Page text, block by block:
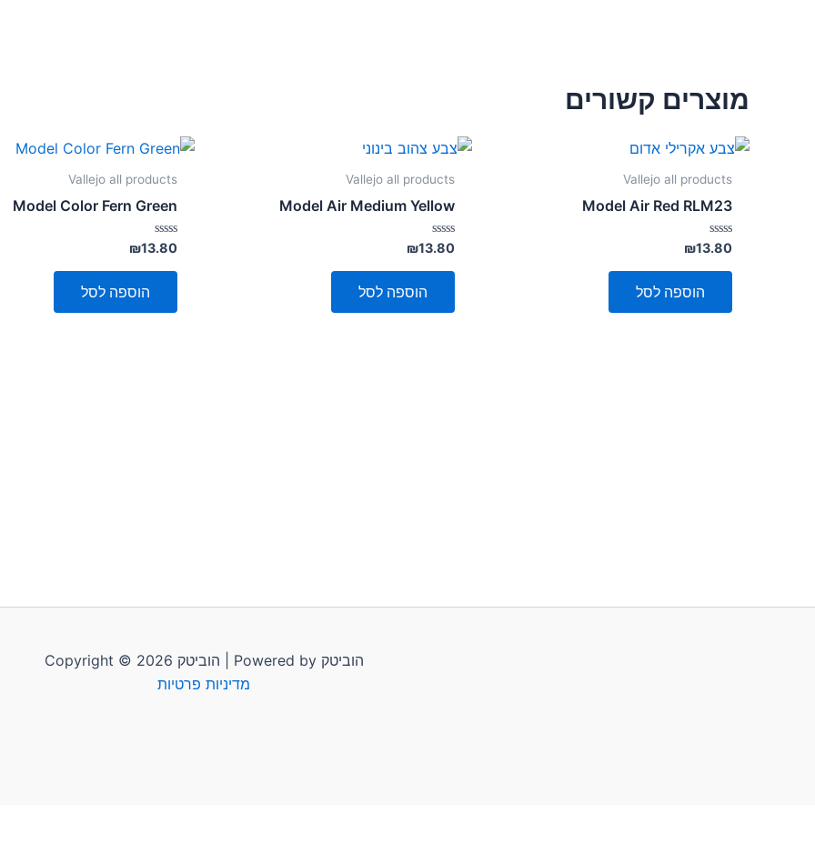
מוצרים קשורים
Vallejo all products
Model Air Red RLM23
דורג
0
מתוך
₪13.80
הוספה לסל
Vallejo all products
Model Air Medium Yellow
דורג
0
מתוך
₪13.80
הוספה לסל
Vallejo all products
Model Color Fern Green
דורג
0
מתוך
₪13.80
הוספה לסל
Copyright © 2026 הוביטק | Powered by הוביטק
מדיניות פרטיות